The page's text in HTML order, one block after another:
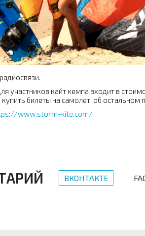
участников кайт кемпа входит в
билеты на самолет, об остальном
www.storm-kite.com/
ВКОНТАКТЕ